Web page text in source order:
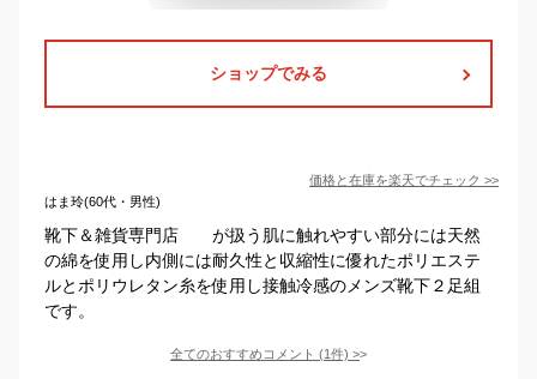
ショップでみる
価格と在庫を楽天でチェック >>
はま玲(60代・男性)
靴下＆雑貨専門店 が扱う肌に触れやすい部分には天然
の綿を使用し内側には耐久性と収縮性に優れたポリエステ
ルとポリウレタン糸を使用し接触冷感のメンズ靴下２足組
です。
全てのおすすめコメント (1件) >